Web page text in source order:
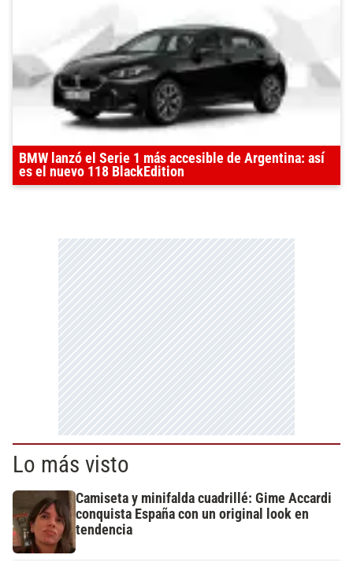
BMW lanzó el Serie 1 más accesible de Argentina: así
es el nuevo 118 BlackEdition
Lo más visto
Camiseta y minifalda cuadrillé: Gime Accardi
conquista España con un original look en
tendencia